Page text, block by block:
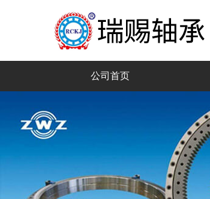
公司首页